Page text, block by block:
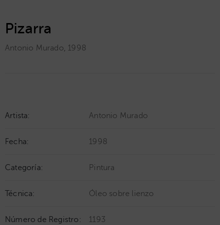
Pizarra
Antonio Murado, 1998
Artista: Antonio Murado
Fecha: 1998
Categoría: Pintura
Técnica: Óleo sobre lienzo
Número de Registro: 1193